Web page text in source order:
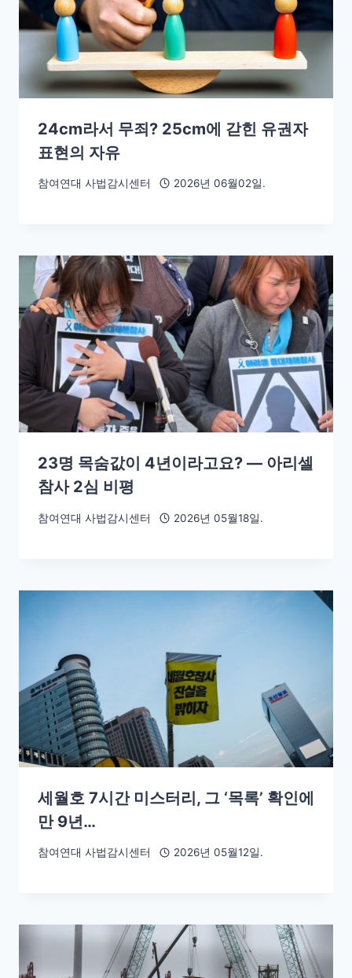
24cm라서 무죄? 25cm에 갇힌 유권자
표현의 자유
참여연대 사법감시센터 2026년 06월02일.
23명 목숨값이 4년이라고요? — 아리셀
참사 2심 비평
참여연대 사법감시센터 2026년 05월18일.
세월호 7시간 미스터리, 그 ‘목록’ 확인에
만 9년…
참여연대 사법감시센터 2026년 05월12일.